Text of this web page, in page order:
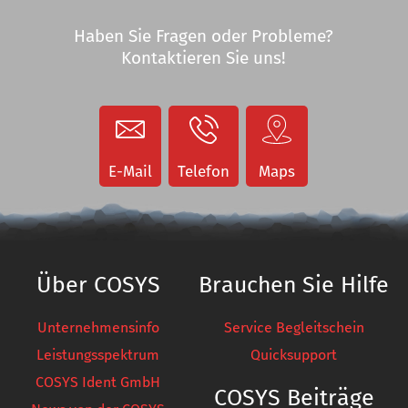
Etikettendrucker
Etikettendrucker
Anzeigen
Staplerterminals
E-Mail Telefon Maps
Über COSYS
Unternehmensinfo
Leistungsspektrum
COSYS Ident GmbH
Brauchen Sie Hilfe
Service Begleitschein
Quicksupport
COSYS Beiträge